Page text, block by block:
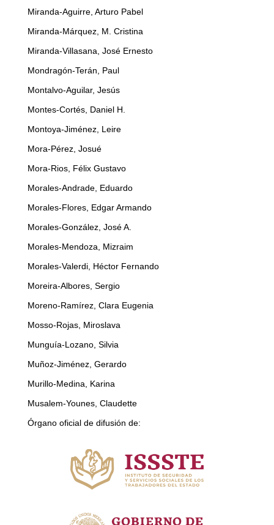
Miranda-Aguirre, Arturo Pabel
Miranda-Márquez, M. Cristina
Miranda-Villasana, José Ernesto
Mondragón-Terán, Paul
Montalvo-Aguilar, Jesús
Montes-Cortés, Daniel H.
Montoya-Jiménez, Leire
Mora-Pérez, Josué
Mora-Rios, Félix Gustavo
Morales-Andrade, Eduardo
Morales-Flores, Edgar Armando
Morales-González, José A.
Morales-Mendoza, Mizraim
Morales-Valerdi, Héctor Fernando
Moreira-Albores, Sergio
Moreno-Ramírez, Clara Eugenia
Mosso-Rojas, Miroslava
Munguía-Lozano, Silvia
Muñoz-Jiménez, Gerardo
Murillo-Medina, Karina
Musalem-Younes, Claudette
Órgano oficial de difusión de: